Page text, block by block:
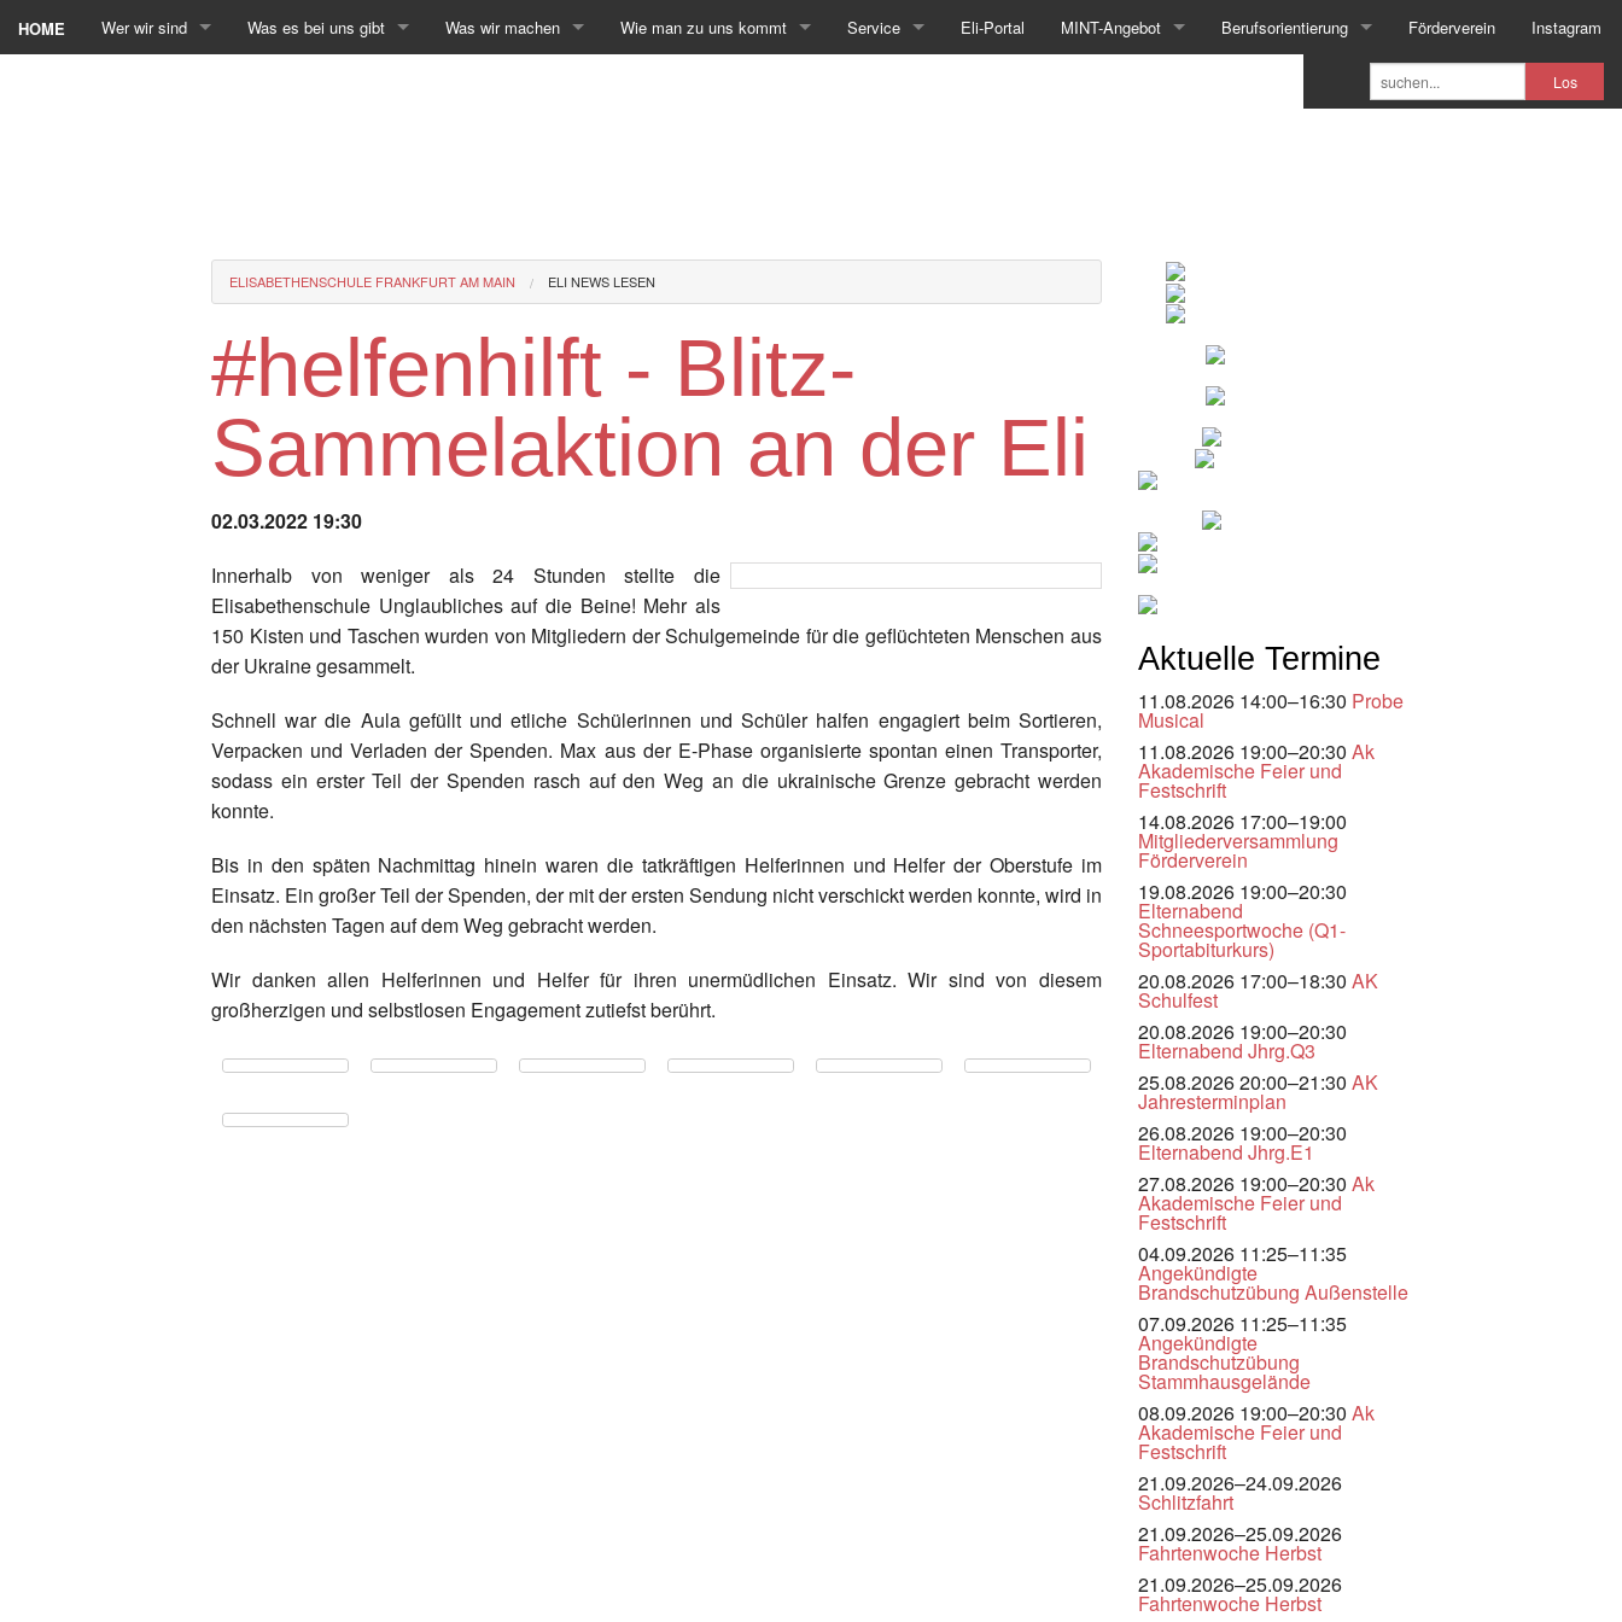
HOME Wer wir sind Was es bei uns gibt Was wir machen Wie man zu uns kommt Service Eli-Portal MINT-Angebot Berufsorientierung Förderverein Instagram
Los
ELISABETHENSCHULE FRANKFURT AM MAIN ELI NEWS LESEN
#helfenhilft - Blitz-
Sammelaktion an der Eli
02.03.2022 19:30
Innerhalb von weniger als 24 Stunden stellte die
Elisabethenschule Unglaubliches auf die Beine! Mehr als
150 Kisten und Taschen wurden von Mitgliedern der Schulgemeinde für die geflüchteten Menschen aus
der Ukraine gesammelt.
Schnell war die Aula gefüllt und etliche Schülerinnen und Schüler halfen engagiert beim Sortieren,
Verpacken und Verladen der Spenden. Max aus der E-Phase organisierte spontan einen Transporter,
sodass ein erster Teil der Spenden rasch auf den Weg an die ukrainische Grenze gebracht werden
konnte.
Bis in den späten Nachmittag hinein waren die tatkräftigen Helferinnen und Helfer der Oberstufe im
Einsatz. Ein großer Teil der Spenden, der mit der ersten Sendung nicht verschickt werden konnte, wird in
den nächsten Tagen auf dem Weg gebracht werden.
Wir danken allen Helferinnen und Helfer für ihren unermüdlichen Einsatz. Wir sind von diesem
großherzigen und selbstlosen Engagement zutiefst berührt.
Aktuelle Termine
11.08.2026 14:00–16:30 Probe
Musical
11.08.2026 19:00–20:30 Ak
Akademische Feier und
Festschrift
14.08.2026 17:00–19:00
Mitgliederversammlung
Förderverein
19.08.2026 19:00–20:30
Elternabend
Schneesportwoche (Q1-
Sportabiturkurs)
20.08.2026 17:00–18:30 AK
Schulfest
20.08.2026 19:00–20:30
Elternabend Jhrg.Q3
25.08.2026 20:00–21:30 AK
Jahresterminplan
26.08.2026 19:00–20:30
Elternabend Jhrg.E1
27.08.2026 19:00–20:30 Ak
Akademische Feier und
Festschrift
04.09.2026 11:25–11:35
Angekündigte
Brandschutzübung Außenstelle
07.09.2026 11:25–11:35
Angekündigte
Brandschutzübung
Stammhausgelände
08.09.2026 19:00–20:30 Ak
Akademische Feier und
Festschrift
21.09.2026–24.09.2026
Schlitzfahrt
21.09.2026–25.09.2026
Fahrtenwoche Herbst
21.09.2026–25.09.2026
Fahrtenwoche Herbst